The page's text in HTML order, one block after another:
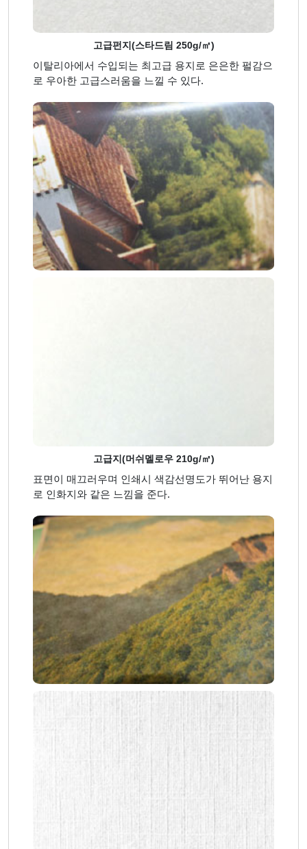
고급펀지(스타드림 250g/㎡)
이탈리아에서 수입되는 최고급 용지로 은은한 펄감으
로 우아한 고급스러움을 느낄 수 있다.
고급지(머쉬멜로우 210g/㎡)
표면이 매끄러우며 인쇄시 색감선명도가 뛰어난 용지
로 인화지와 같은 느낌을 준다.